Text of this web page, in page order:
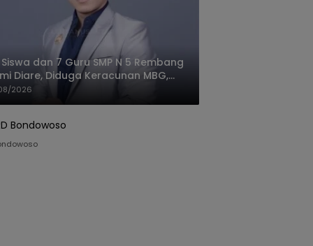
Siswa dan 7 Guru SMP N 5 Rembang
Diare, Diduga Keracunan MBG,
Harus Tanggung Jawab
2026